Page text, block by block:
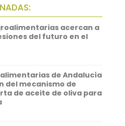
acercan a
del futuro en el
de Andalucía
del mecanismo de
de aceite de oliva para